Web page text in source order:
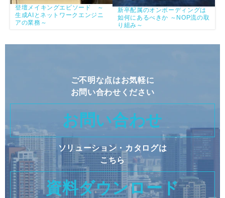
登壇メイキングエピソード ～
生成AIとネットワークエンジニ
アの業務～
新卒配属のオンボーディングは
如何にあるべきか ～NOP流の取
り組み～
ご不明な点はお気軽に
お問い合わせください
お問い合わせ
ソリューション・カタログは
こちら
資料ダウンロード